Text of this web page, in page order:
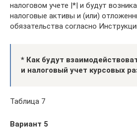
налоговом учете |*| и будут
налоговые активы и (или)
обязательства согласно
* Как будут
и налоговый учет курсовых
Таблица 7
Вариант 5